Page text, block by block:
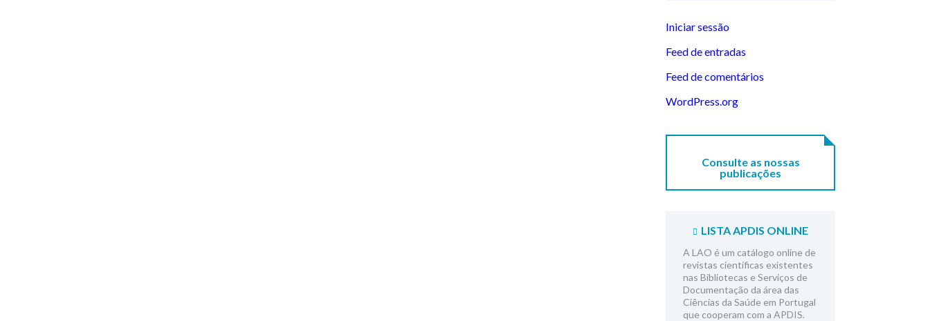
Iniciar sessão
Feed de entradas
Feed de comentários
WordPress.org
Consulte as nossas
publicações
LISTA APDIS ONLINE
A LAO é um catálogo online de
revistas científicas existentes
nas Bibliotecas e Serviços de
Documentação da área das
Ciências da Saúde em Portugal
que cooperam com a APDIS.